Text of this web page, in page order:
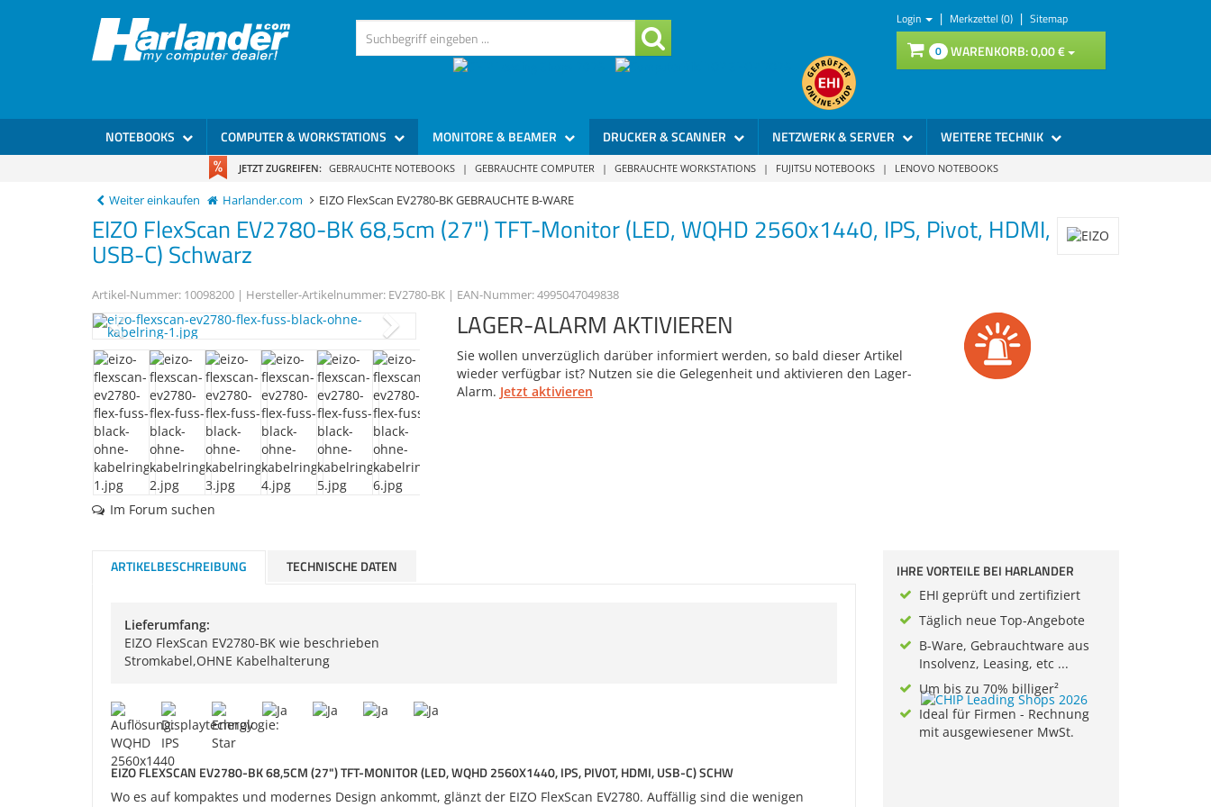
Login | Merkzettel (0) | Sitemap
0 WARENKORB:0,00€
NOTEBOOKS COMPUTER & WORKSTATIONS MONITORE & BEAMER DRUCKER & SCANNER NETZWERK & SERVER WEITERE TECHNIK
JETZT ZUGREIFEN: GEBRAUCHTE NOTEBOOKS | GEBRAUCHTE COMPUTER | GEBRAUCHTE WORKSTATIONS | FUJITSU NOTEBOOKS | LENOVO NOTEBOOKS
Weiter einkaufen Harlander.com EIZO FlexScan EV2780-BK GEBRAUCHTE B-WARE
EIZO FlexScan EV2780-BK68,5cm (27") TFT-Monitor (LED, WQHD 2560x1440, IPS, Pivot, HDMI,
USB-C) Schwarz
Artikel-Nummer: 10098200 | Hersteller-Artikelnummer: EV2780-BK | EAN-Nummer:4995047049838
Im Forum suchen
LAGER-ALARM AKTIVIEREN
Sie wollen unverzüglich darüber informiert werden, so bald dieser Artikel
wieder verfügbar ist? Nutzen sie die Gelegenheit und aktivieren den Lager-
Alarm. Jetzt aktivieren
ARTIKELBESCHREIBUNG TECHNISCHE DATEN
Lieferumfang:
EIZO FlexScan EV2780-BK wie beschrieben
Stromkabel,OHNE Kabelhalterung
EIZO FLEXSCAN EV2780-BK 68,5CM (27") TFT-MONITOR (LED, WQHD 2560X1440, IPS, PIVOT, HDMI, USB-C) SCHW
Wo es auf kompaktes und modernes Design ankommt, glänzt der EIZO FlexScan EV2780. Auffällig sind die wenigen
IHRE VORTEILE BEI HARLANDER
EHI geprüft und zertifiziert
Täglich neue Top-Angebote
B-Ware, Gebrauchtware aus
Insolvenz, Leasing, etc ...
Um bis zu 70% billiger²
Ideal für Firmen - Rechnung
mit ausgewiesener MwSt.